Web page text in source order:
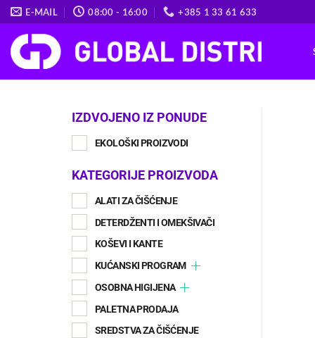
Skip
to
content
E-MAIL 08:00 - 16:00 +385 1 33 61 633
IZDVOJENO IZ PONUDE
EKOLOŠKI PROIZVODI
KATEGORIJE PROIZVODA
ALATI ZA ČIŠĆENJE
DETERDŽENTI I OMEKŠIVAČI
KOŠEVI I KANTE
KUĆANSKI PROGRAM
OSOBNA HIGIJENA
PALETNA PRODAJA
SREDSTVA ZA ČIŠĆENJE